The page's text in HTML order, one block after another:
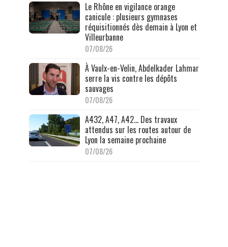
Le Rhône en vigilance orange
canicule : plusieurs gymnases
réquisitionnés dès demain à Lyon et
Villeurbanne
07/08/26
À Vaulx-en-Velin, Abdelkader Lahmar
serre la vis contre les dépôts
sauvages
07/08/26
A432, A47, A42… Des travaux
attendus sur les routes autour de
Lyon la semaine prochaine
07/08/26